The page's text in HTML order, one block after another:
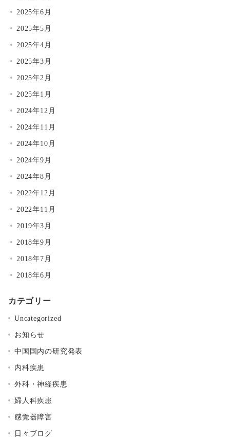
2025年6月
2025年5月
2025年4月
2025年3月
2025年2月
2025年1月
2024年12月
2024年11月
2024年10月
2024年9月
2024年8月
2022年12月
2022年11月
2019年3月
2018年9月
2018年7月
2018年6月
カテゴリー
Uncategorized
お知らせ
中国国内の研究発表
内科疾患
外科・神経疾患
婦人科疾患
感覚器障害
日々ブログ